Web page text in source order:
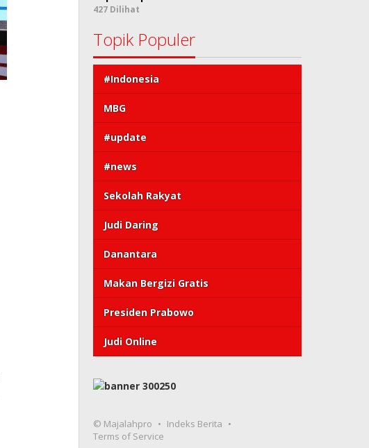
427 Dilihat
Topik Populer
#Indonesia
MBG
#update
#news
Sekolah Rakyat
Judi Daring
Danantara
Makan Bergizi Gratis
Presiden Prabowo
Judi Online
© Majalahpro
Indeks Berita
Terms of Service